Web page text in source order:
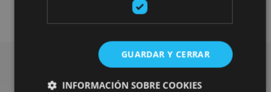
GUARDAR Y CERRAR
INFORMACIÓN SOBRE COOKIES